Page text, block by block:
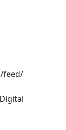
feed/